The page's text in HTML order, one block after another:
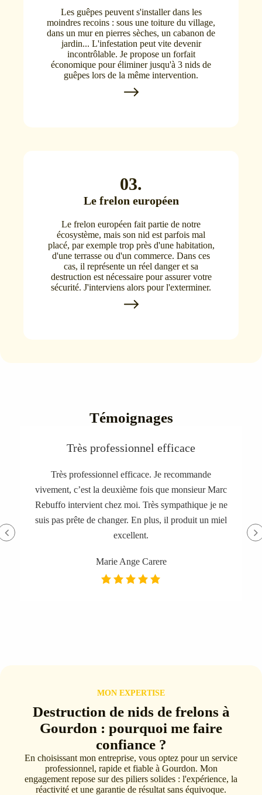
Les guêpes peuvent s'installer dans les
moindres recoins : sous une toiture du village,
dans un mur en pierres sèches, un cabanon de
jardin... L'infestation peut vite devenir
incontrôlable. Je propose un forfait
économique pour éliminer jusqu'à 3 nids de
guêpes lors de la même intervention.
03.
Le frelon européen
Le frelon européen fait partie de notre
écosystème, mais son nid est parfois mal
placé, par exemple trop près d'une habitation,
d'une terrasse ou d'un commerce. Dans ces
cas, il représente un réel danger et sa
destruction est nécessaire pour assurer votre
sécurité. J'interviens alors pour l'exterminer.
Témoignages
Très professionnel efficace
Très professionnel efficace. Je recommande
vivement, c’est la deuxième fois que monsieur Marc
Rebuffo intervient chez moi. Très sympathique je ne
suis pas prête de changer. En plus, il produit un miel
excellent.
Marie Ange Carere
MON EXPERTISE
Destruction de nids de frelons à
Gourdon : pourquoi me faire
confiance ?
En choisissant mon entreprise, vous optez pour un service
professionnel, rapide et fiable à Gourdon. Mon
engagement repose sur des piliers solides : l'expérience, la
réactivité et une garantie de résultat sans équivoque.